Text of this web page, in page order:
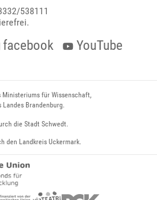
538111
facebook
YouTube
für Wissenschaft,
Landes Brandenburg.
die Stadt Schwedt.
den Landkreis Uckermark.